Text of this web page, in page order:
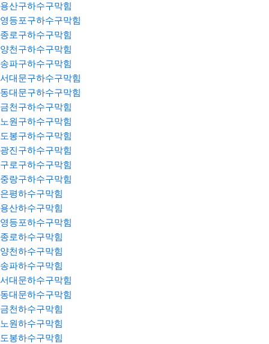
용산구하수구막힘
영등포구하수구막힘
종로구하수구막힘
양천구하수구막힘
송파구하수구막힘
서대문구하수구막힘
동대문구하수구막힘
금천구하수구막힘
노원구하수구막힘
도봉구하수구막힘
광진구하수구막힘
구로구하수구막힘
중랑구하수구막힘
은평하수구막힘
용산하수구막힘
영등포하수구막힘
종로하수구막힘
양천하수구막힘
송파하수구막힘
서대문하수구막힘
동대문하수구막힘
금천하수구막힘
노원하수구막힘
도봉하수구막힘